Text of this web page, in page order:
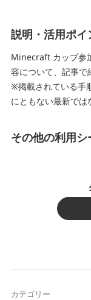
説明・活用ポイ
Minecraft カップ参
容について、記事で
※掲載されている手
にともない最新では
その他の利用シ
カテゴリー